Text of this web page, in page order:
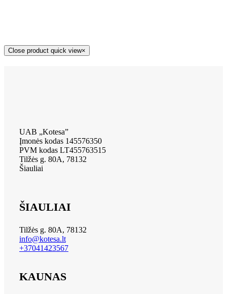
Close product quick view×
UAB „Kotesa”
Įmonės kodas 145576350
PVM kodas LT455763515
Tilžės g. 80A, 78132
Šiauliai
ŠIAULIAI
Tilžės g. 80A, 78132
info@kotesa.lt
+37041423567
KAUNAS